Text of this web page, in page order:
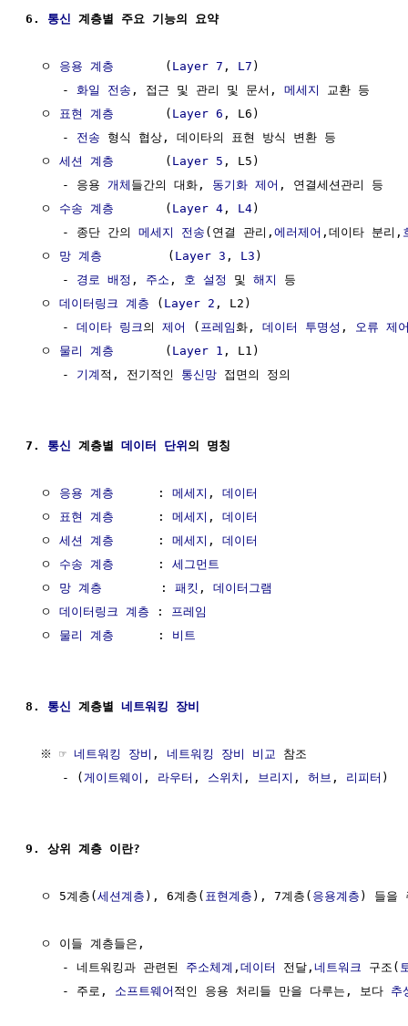
6. 통신 계층별 주요 기능의 요약
  ㅇ
응용 계층
       (
Layer 7 , L7 )
     -
화일 전송 , 접근 및 관리 및 문서, 메세지
교환 등
  ㅇ
표현 계층
       (
Layer 6 , L6)
     -
전송 형식 협상, 데이타의 표현 방식 변환 등
  ㅇ
세션 계층
       (
Layer 5 , L5)
     - 응용
개체 들간의 대화, 동기화 제어 , 연결세션관리 등
  ㅇ
수송 계층
       (
Layer 4 , L4)
     - 종단 간의
메세지 전송 (연결 관리, 에러제어 ,데이타 분리,
  ㅇ
망 계층
         (
Layer 3 , L3 )
     -
경로 배정 , 주소 , 호 설정 및 해지
등
  ㅇ
데이터링크 계층 ( Layer 2 , L2)
     -
데이타 링크 의 제어 ( 프레임 화, 데이터 투명성 ,
오류 제
  ㅇ
물리 계층
       (
Layer 1 , L1)
     -
기계 적, 전기적인 통신망 접면의 정의
7. 통신 계층별 데이터 단위의 명칭
  ㅇ
응용 계층
      :
메세지 , 데이터
  ㅇ
표현 계층
      :
메세지 , 데이터
  ㅇ
세션 계층
      :
메세지 , 데이터
  ㅇ
수송 계층
      :
세그먼트
  ㅇ
망 계층
        :
패킷 , 데이터그램
  ㅇ
데이터링크 계층 : 프레임
  ㅇ
물리 계층
      :
비트
8. 통신 계층별 네트워킹 장비
  ※ ☞
네트워킹 장비 , 네트워킹 장비 비교
참조
     - (
게이트웨이 , 라우터 , 스위치 , 브리지 , 허브 , 리피터 )
9. 상위 계층 이란?
  ㅇ 5계층(
세션계층 ), 6계층( 표현계층 ), 7계층( 응용계층 ) 들을
  ㅇ 이들 계층들은,
     - 네트워킹과 관련된
주소체계 , 데이터 전달, 네트워크 구조(
     - 주로,
소프트웨어 적인 응용 처리들 만을 다루는, 보다 추